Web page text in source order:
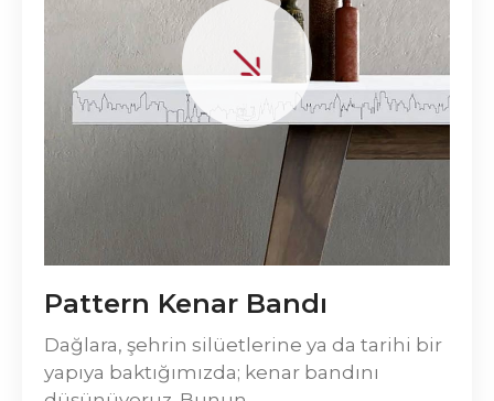
Pattern Kenar Bandı
Dağlara, şehrin silüetlerine ya da tarihi bir
yapıya baktığımızda; kenar bandını